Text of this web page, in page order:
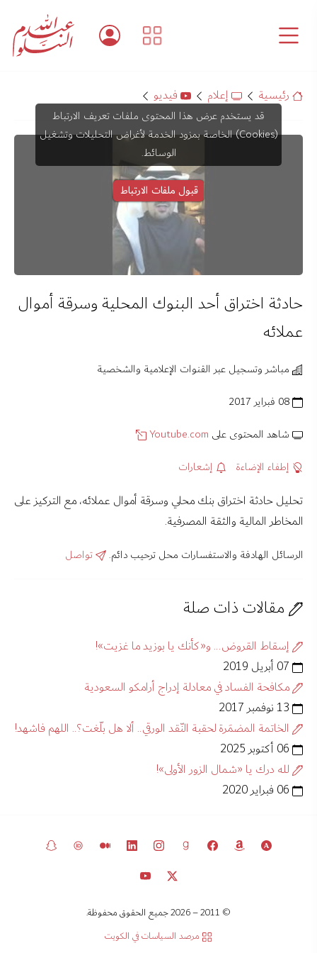
رئيسية إعلام فيديو
قد يستخدم عرض هذا المحتوى ملفات تعريف الارتباط
(Cookies) الخاصة بمزود الخدمة لأغراض التحليلات وتشغيل
الوسائط.
قبول ملفات الارتباط
حادثة اختراق أحد البنوك المحلية وسرقة أموال
عملائه
مباشر وتسجيل عبر القنوات الإعلامية والشخصية
شاهد المحتوى على Youtube.com
إطفاء الإضاءة
إشعارات
تحليل حادثة اختراق بنك محلي وسرقة أموال عملائه، مع التركيز على
المخاطر المالية والثقة المصرفية.
الرسائل الهادفة والاستفسارات محل ترحيب دائم. تواصل
مقالات ذات صلة
إسقاط القروض... و«كأنك يا بوزيد ما غزيت»!
مكافحة الفساد في معادلة إدراج أرامكو السعودية
الخاتمة المضمَرة لحقبة النّقد الورقي.. ألا هل بلّغت؟.. اللهم فاشهد!
لله درك يا «شمال الزور الأولى»!
© 2011 – 2026 جميع الحقوق محفوظة.
مرصد السياسات في الكويت